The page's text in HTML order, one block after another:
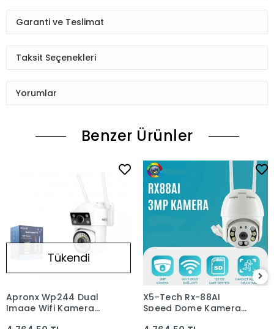
Garanti ve Teslimat
Taksit Seçenekleri
Yorumlar
Benzer Ürünler
Tükendi
Apronx Wp244 Dual
Image Wifi Kamera
X5-Tech Rx-88AI
Speed Dome Kamera